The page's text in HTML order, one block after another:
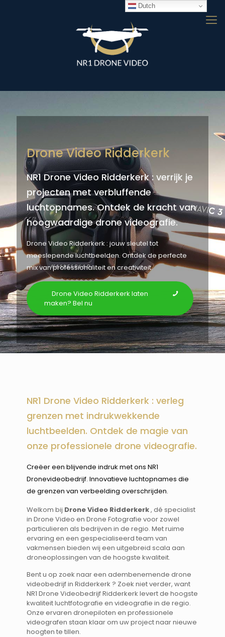
Drone Video Ridderkerk
NR1 Drone Video Ridderkerk : verrijk je
projecten met verbluffende
luchtopnames. Ontdek de kracht van
hoogwaardige drone videografie.
Drone Video Ridderkerk : jouw sleutel tot
meeslepende luchtbeelden. Ontdek de perfecte
mix van professionaliteit en creativiteit.
Drone Video Ridderkerk laten
maken? Bel nu
NR1 Drone Video Ridderkerk : verleg
grenzen met indrukwekkende
luchtbeelden. Ontdek de magie van
onze professionele drone videografie.
Creëer een blijvende indruk met ons NR1
Dronevideobedrijf. Innovatieve luchtopnames die
de grenzen van verbeelding overschrijden.
Welkom bij Drone Video Ridderkerk, dé specialist
in Drone Video en Drone Fotografie voor zowel
particulieren als bedrijven in de regio. Met ruime
ervaring en een gespecialiseerd team van
vakmensen bieden wij een uitgebreid scala aan
droneoplossingen van de hoogste kwaliteit.
Bent u op zoek naar een adembenemende drone
videobedrijf in Ridderkerk ? Zoek niet verder, want
NR1 Drone Videobedrijf Ridderkerk levert de hoogste
kwaliteit luchtfotografie en videografie in de regio.
Onze ervaren dronepiloten en professionele
videografen staan klaar om uw project naar nieuwe
hoogten te tillen.
Dutch